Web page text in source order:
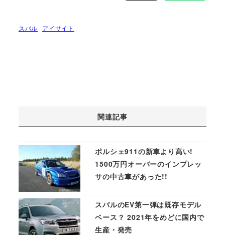
スバル アイサイト
関連記事
ポルシェ911の新車より高い!
1500万円オーバーのインプレッ
サの中古車があった!!
スバルのEV第一弾は既存モデル
ベース？ 2021年をめどに国内で
生産・発売